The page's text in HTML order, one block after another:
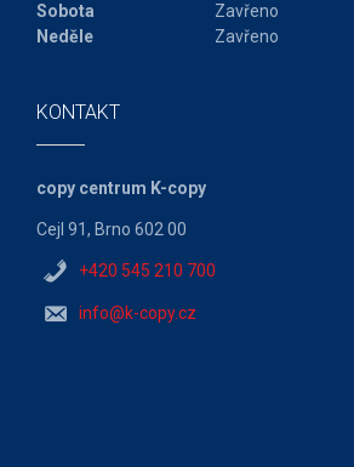
Sobota
Zavřeno
Neděle
Zavřeno
KONTAKT
copy centrum K-copy
Cejl 91, Brno 602 00
+420 545 210 700
info@k-copy.cz